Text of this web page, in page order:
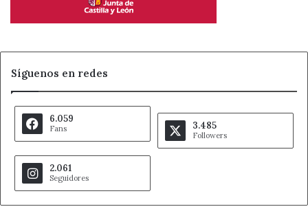
Síguenos en redes
6.059
Fans 3.485
Followers
2.061
Seguidores